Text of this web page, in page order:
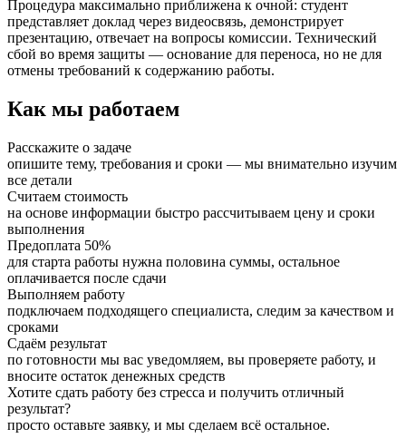
Процедура максимально приближена к очной: студент
представляет доклад через видеосвязь, демонстрирует
презентацию, отвечает на вопросы комиссии. Технический
сбой во время защиты — основание для переноса, но не для
отмены требований к содержанию работы.
Как мы работаем
Расскажите о задаче
опишите тему, требования и сроки — мы внимательно изучим
все детали
Считаем стоимость
на основе информации быстро рассчитываем цену и сроки
выполнения
Предоплата 50%
для старта работы нужна половина суммы, остальное
оплачивается после сдачи
Выполняем работу
подключаем подходящего специалиста, следим за качеством и
сроками
Сдаём результат
по готовности мы вас уведомляем, вы проверяете работу, и
вносите остаток денежных средств
Хотите сдать работу без стресса и получить отличный
результат?
просто оставьте заявку, и мы сделаем всё остальное.